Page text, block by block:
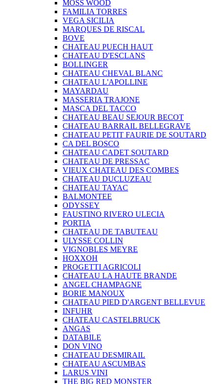
MOSS WOOD
FAMILIA TORRES
VEGA SICILIA
MARQUES DE RISCAL
BOVE
CHATEAU PUECH HAUT
CHATEAU D'ESCLANS
BOLLINGER
CHATEAU CHEVAL BLANC
CHATEAU L'APOLLINE
MAYARDAU
MASSERIA TRAJONE
MASCA DEL TACCO
CHATEAU BEAU SEJOUR BECOT
CHATEAU BARRAIL BELLEGRAVE
CHATEAU PETIT FAURIE DE SOUTARD
CA DEL BOSCO
CHATEAU CADET SOUTARD
CHATEAU DE PRESSAC
VIEUX CHATEAU DES COMBES
CHATEAU DUCLUZEAU
CHATEAU TAYAC
BALMONTEE
ODYSSEY
FAUSTINO RIVERO ULECIA
PORTIA
CHATEAU DE TABUTEAU
ULYSSE COLLIN
VIGNOBLES MEYRE
HOXXOH
PROGETTI AGRICOLI
CHATEAU LA HAUTE BRANDE
ANGEL CHAMPAGNE
BORIE MANOUX
CHATEAU PIED D'ARGENT BELLEVUE
INFUHR
CHATEAU CASTELBRUCK
ANGAS
DATABILE
DON VINO
CHATEAU DESMIRAIL
CHATEAU ASCUMBAS
LARUS VINI
THE BIG RED MONSTER